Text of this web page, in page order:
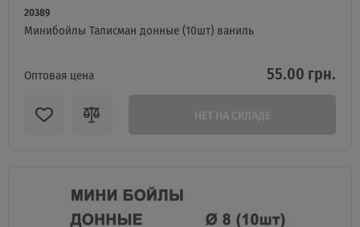
20389
Минибойлы Талисман донные (10шт) ваниль
Оптовая цена 55.00 грн.